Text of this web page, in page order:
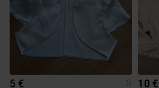
5 € S 10 €